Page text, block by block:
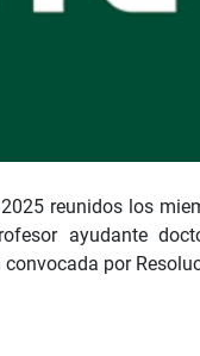
reunidos los
ayudante
por